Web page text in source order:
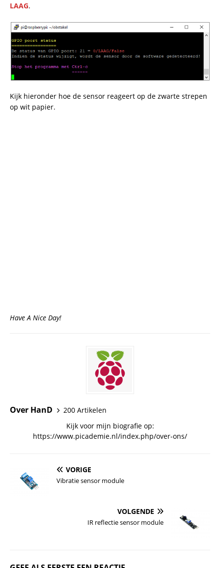
LAAG.
Kijk hieronder hoe de sensor reageert op de zwarte strepen
op wit papier.
Have A Nice Day!
Over HanD
200 Artikelen
Kijk voor mijn biografie op:
https://www.picademie.nl/index.php/over-ons/
VORIGE
Vibratie sensor module
VOLGENDE
IR reflectie sensor module